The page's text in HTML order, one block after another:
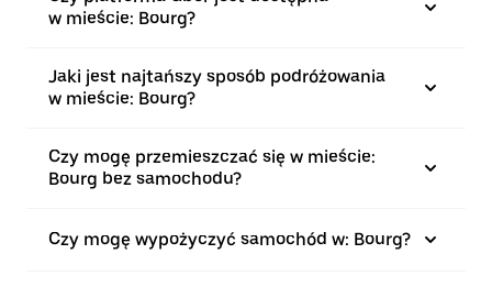
w mieście: Bourg?
Jaki jest najtańszy sposób podróżowania
w mieście: Bourg?
Czy mogę przemieszczać się w mieście:
Bourg bez samochodu?
Czy mogę wypożyczyć samochód w: Bourg?